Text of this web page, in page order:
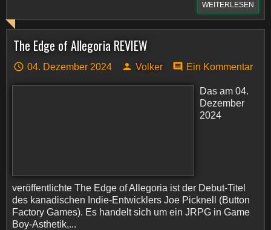
WEITERLESEN
The Edge of Allegoria REVIEW
04. Dezember 2024 Volker Ein Kommentar
Das am 04.
Dezember
2024
veröffentlichte The Edge of Allegoria ist der Debut-Titel
des kanadischen Indie-Entwicklers Joe Picknell (Button
Factory Games). Es handelt sich um ein JRPG in Game
Boy-Asthetik,...